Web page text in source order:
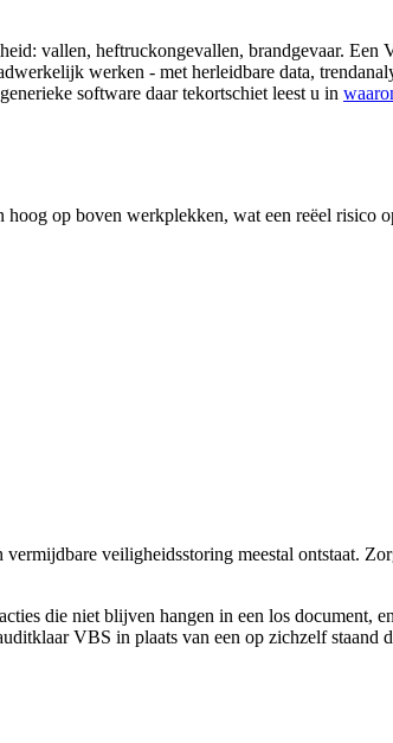
vallen, heftruckongevallen, brandgevaar.
werken - met herleidbare data,
software daar tekortschiet leest u in
hoog op boven werkplekken, wat een reëel risico
veiligheidsstoring meestal ontstaat.
die niet blijven hangen in een los document,
VBS in plaats van een op zichzelf staand